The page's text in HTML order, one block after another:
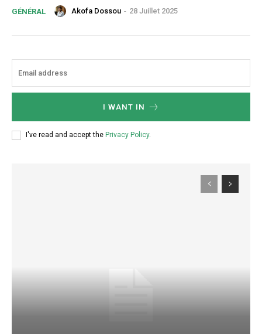
Gratuit
GÉNÉRAL Akofa Dossou - 28 Juillet 2025
I WANT IN
I've read and accept the Privacy Policy.